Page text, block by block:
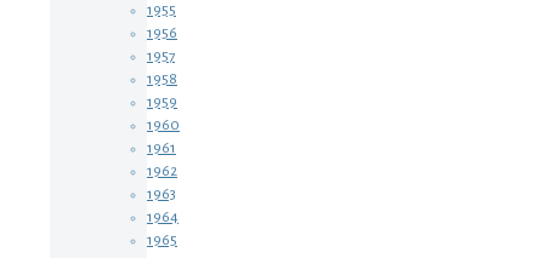
1955
1956
1957
1958
1959
1960
1961
1962
1963
1964
1965